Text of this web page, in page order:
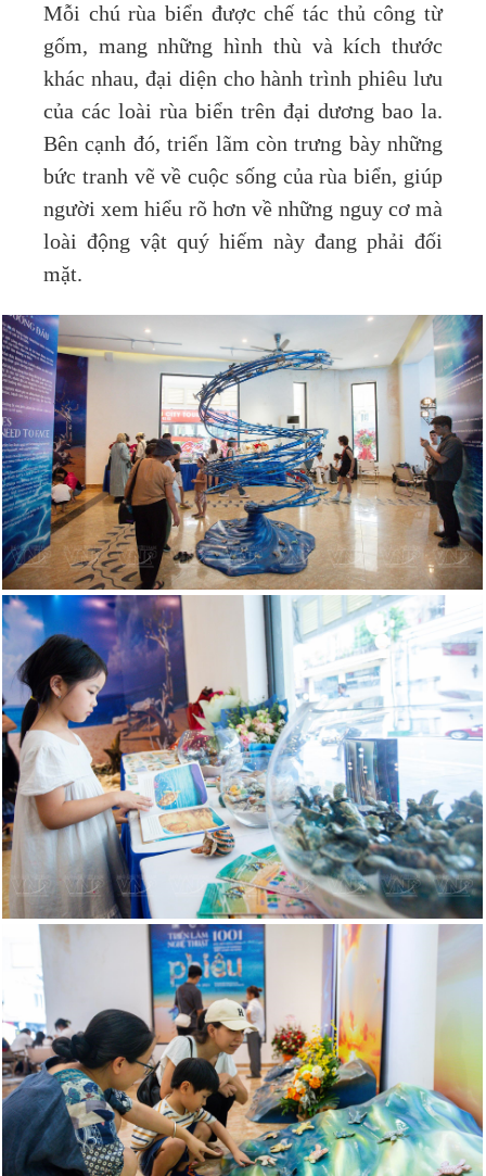
Mỗi chú rùa biển được chế tác thủ công từ
gốm, mang những hình thù và kích thước
khác nhau, đại diện cho hành trình phiêu lưu
của các loài rùa biển trên đại dương bao la.
Bên cạnh đó, triển lãm còn trưng bày những
bức tranh vẽ về cuộc sống của rùa biển, giúp
người xem hiểu rõ hơn về những nguy cơ mà
loài động vật quý hiếm này đang phải đối
mặt.